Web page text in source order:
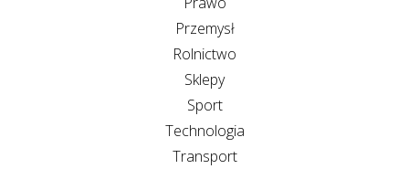
Przemysł
Rolnictwo
Sklepy
Sport
Technologia
Transport